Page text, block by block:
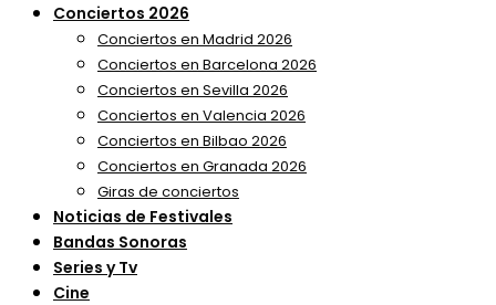
Conciertos 2026
Conciertos en Madrid 2026
Conciertos en Barcelona 2026
Conciertos en Sevilla 2026
Conciertos en Valencia 2026
Conciertos en Bilbao 2026
Conciertos en Granada 2026
Giras de conciertos
Noticias de Festivales
Bandas Sonoras
Series y Tv
Cine